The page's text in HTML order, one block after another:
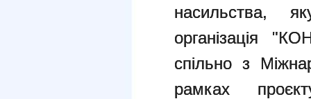
насильства,
організація
спільно з
рамках